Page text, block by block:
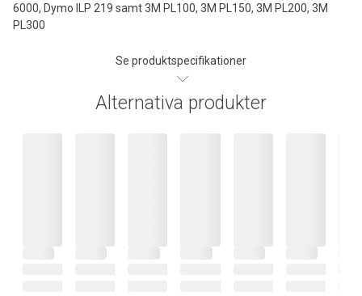
6000, Dymo ILP 219 samt 3M PL100, 3M PL150, 3M PL200, 3M
PL300
Se produktspecifikationer
Alternativa produkter